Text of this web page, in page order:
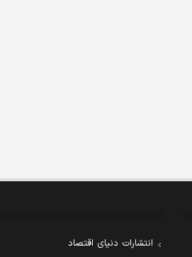
انتشارات دنیای اقتصاد